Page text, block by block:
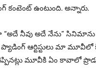
ఉంటుంది. అన్నారు.
“అదే నీవు అదే నేను”
ఆర్టిస్టులు మా
మూవీకి ఏం కావాలో